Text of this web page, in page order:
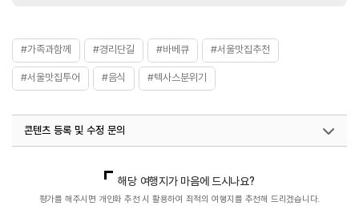
#가족과함께 #경리단길 #바베큐 #서울맛집추천
#서울맛집투어 #음식 #텍사스분위기
콘텐츠 등록 및 수정 문의
해당 여행지가 마음에 드시나요?
평가를 해주시면 개인화 추천 시 활용하여 최적의 여행지를 추천해 드리겠습니다.